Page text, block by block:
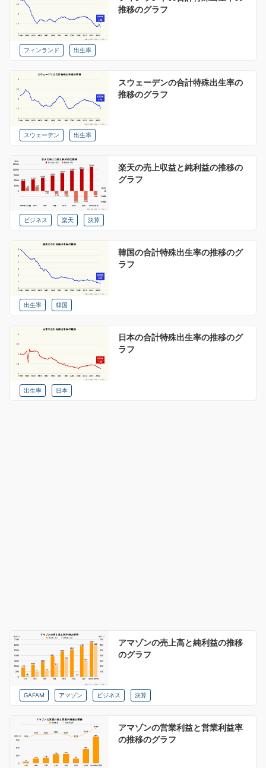
推移のグラフ
フィンランド 出生率
スウェーデンの合計特殊出生率の
推移のグラフ
スウェーデン 出生率
楽天の売上収益と純利益の推移の
グラフ
ビジネス 楽天 決算
韓国の合計特殊出生率の推移のグ
ラフ
出生率 韓国
日本の合計特殊出生率の推移のグ
ラフ
出生率 日本
アマゾンの売上高と純利益の推移
のグラフ
GAFAM アマゾン ビジネス 決算
アマゾンの営業利益と営業利益率
の推移のグラフ